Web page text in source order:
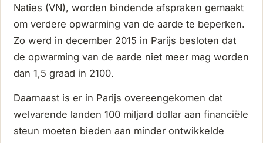
Naties (VN), worden bindende afspraken gemaakt
om verdere opwarming van de aarde te beperken.
Zo werd in december 2015 in Parijs besloten dat
de opwarming van de aarde niet meer mag worden
dan 1,5 graad in 2100.
Daarnaast is er in Parijs overeengekomen dat
welvarende landen 100 miljard dollar aan financiële
steun moeten bieden aan minder ontwikkelde